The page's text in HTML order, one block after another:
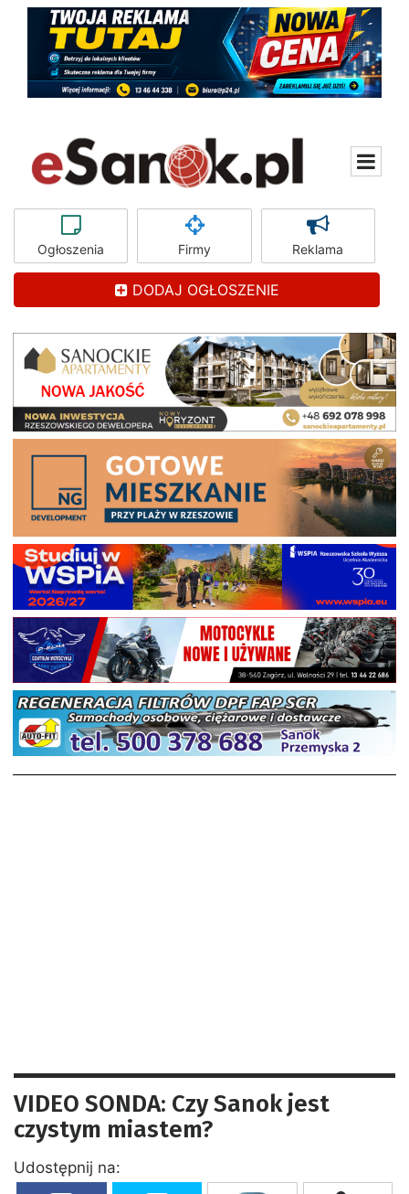
Ogłoszenia Firmy Reklama
DODAJ OGŁOSZENIE
VIDEO SONDA: Czy Sanok jest
czystym miastem?
Udostępnij na: